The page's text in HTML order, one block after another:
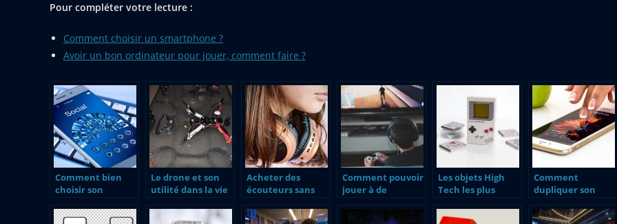
Pour compléter votre lecture :
Comment choisir un smartphone ?
Avoir un bon ordinateur pour jouer, comment faire ?
Comment bien
choisir son
Le drone et son
utilité dans la vie
Acheter des
écouteurs sans
Comment pouvoir
jouer à de
vidéos ?
Les objets High
Tech les plus
des années 90
Comment
dupliquer son
avec un